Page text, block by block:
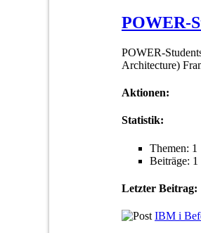
POWER-
POWER-
Architecture)
Aktionen:
Statistik:
Themen: 1
Beiträge: 1
Letzter Beitrag:
IBM i